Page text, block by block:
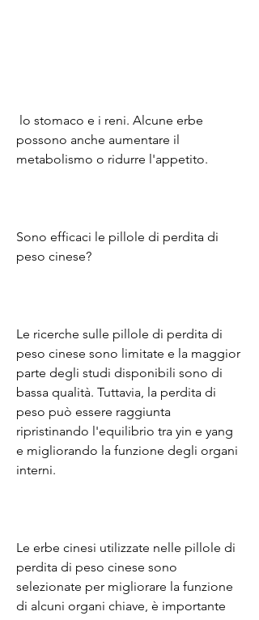
possono anche aumentare il
metabolismo o ridurre l'appetito.
Sono efficaci le pillole di perdita di
peso cinese?
Le ricerche sulle pillole di perdita di
peso cinese sono limitate e la maggior
parte degli studi disponibili sono di
bassa qualità. Tuttavia, la perdita di
peso può essere raggiunta
ripristinando l'equilibrio tra yin e yang
e migliorando la funzione degli organi
interni.
Le erbe cinesi utilizzate nelle pillole di
perdita di peso cinese sono
selezionate per migliorare la funzione
di alcuni organi chiave, è importante